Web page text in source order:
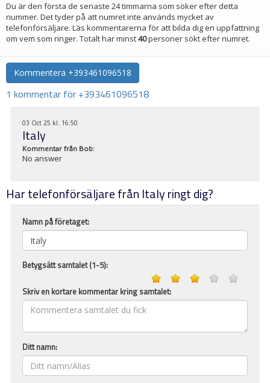
Du är den första de senaste 24 timmarna som söker efter detta
nummer. Det tyder på att numret inte används mycket av
telefonförsäljare. Läs kommentarerna för att bilda dig en uppfattning
om vem som ringer. Totalt har minst40personer sökt efter numret.
Kommentera +393461096518
1 kommentar för +393461096518
03 Oct 25 kl. 16:50
Italy
Kommentar från Bob:
No answer
Har telefonförsäljare från Italy ringt dig?
Namn på företaget:
Betygsätt samtalet (1-5):
Skriv en kortare kommentar kring samtalet:
Ditt namn: